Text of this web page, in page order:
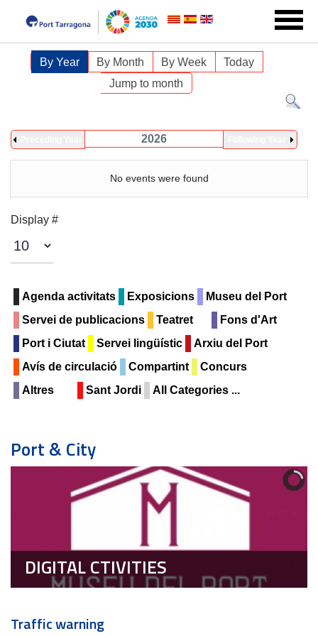
By Year By Month By Week
Today
Jump to month
2026
No events were found
Pagination List Limit
Display #
Agenda activitats Exposicions
Museu del Port
Servei de publicacions
Teatret
Fons d'Art
Port i Ciutat
Servei lingüístic
Arxiu del Port
Avís de circulació
Compartint
Concurs
Altres
Sant Jordi All Categories ...
Port & City
DIGITAL CTIVITIES
Traffic warning